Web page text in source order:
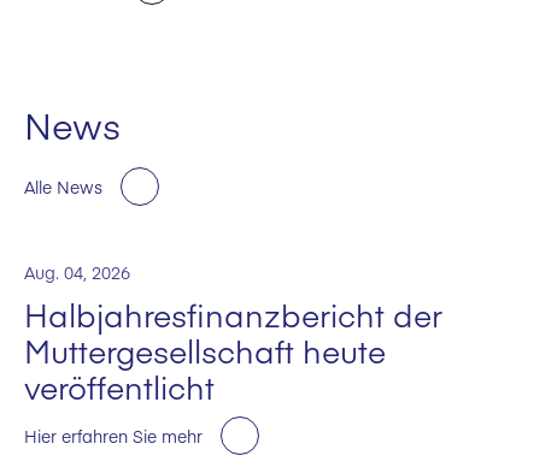
News
Alle News
Aug. 04, 2026
Halbjahresfinanzbericht der
Muttergesellschaft heute
veröffentlicht
Hier erfahren Sie mehr